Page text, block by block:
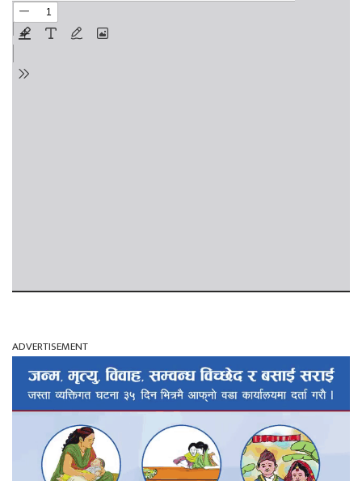
ADVERTISEMENT